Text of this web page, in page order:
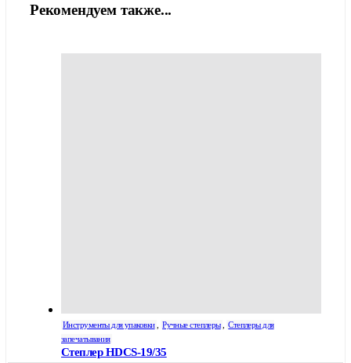
Рекомендуем также...
Инструменты для упаковки Ручные степлеры
Степлеры для
запечатывания
Степлер HDCS-19/35